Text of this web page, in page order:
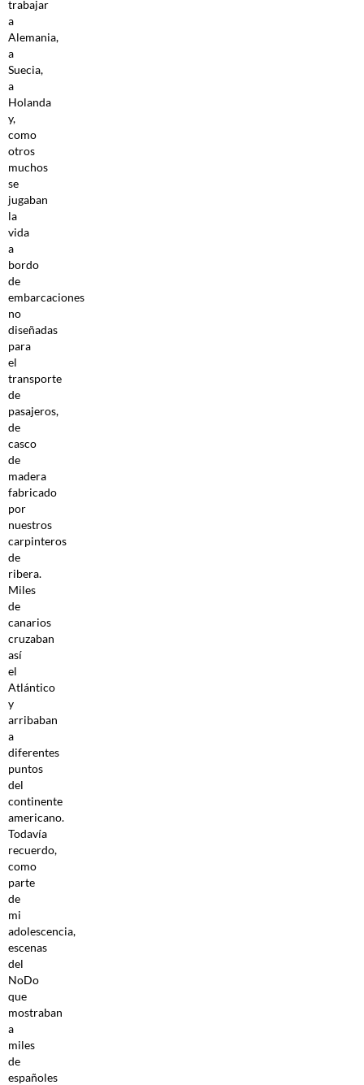
trabajar
a
Alemania,
a
Suecia,
a
Holanda
y,
como
otros
muchos
se
jugaban
la
vida
a
bordo
de
embarcaciones
no
diseñadas
para
el
transporte
de
pasajeros,
de
casco
de
madera
fabricado
por
nuestros
carpinteros
de
ribera.
Miles
de
canarios
cruzaban
así
el
Atlántico
y
arribaban
a
diferentes
puntos
del
continente
americano.
Todavía
recuerdo,
como
parte
de
mi
adolescencia,
escenas
del
NoDo
que
mostraban
a
miles
de
españoles